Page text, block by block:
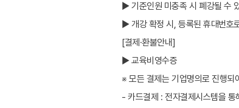
▶ 기준인원 미충족 시 폐강될 수
▶ 개강 확정 시, 등록된 휴대번호
[결제·환불안내]
▶ 교육비영수증
※ 모든 결제는 기업명의로 진행
- 카드결제 : 전자결제시스템을